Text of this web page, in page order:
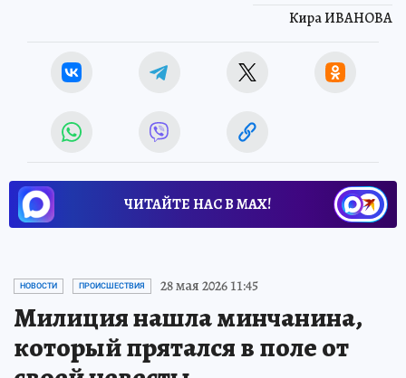
Кира ИВАНОВА
ЧИТАЙТЕ НАС В МАХ!
НОВОСТИ ПРОИСШЕСТВИЯ 28 мая 2026 11:45
Милиция нашла минчанина,
который прятался в поле от